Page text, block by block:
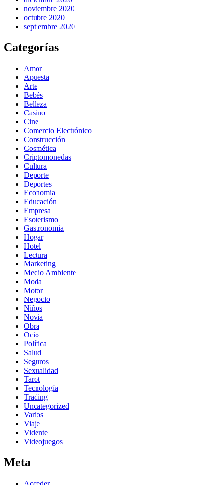
noviembre 2020
octubre 2020
septiembre 2020
Categorías
Amor
Apuesta
Arte
Bebés
Belleza
Casino
Cine
Comercio Electrónico
Construcción
Cosmética
Criptomonedas
Cultura
Deporte
Deportes
Economia
Educación
Empresa
Esoterismo
Gastronomia
Hogar
Hotel
Lectura
Marketing
Medio Ambiente
Moda
Motor
Negocio
Niños
Novia
Obra
Ocio
Política
Salud
Seguros
Sexualidad
Tarot
Tecnología
Trading
Uncategorized
Varios
Viaje
Vidente
Videojuegos
Meta
Acceder